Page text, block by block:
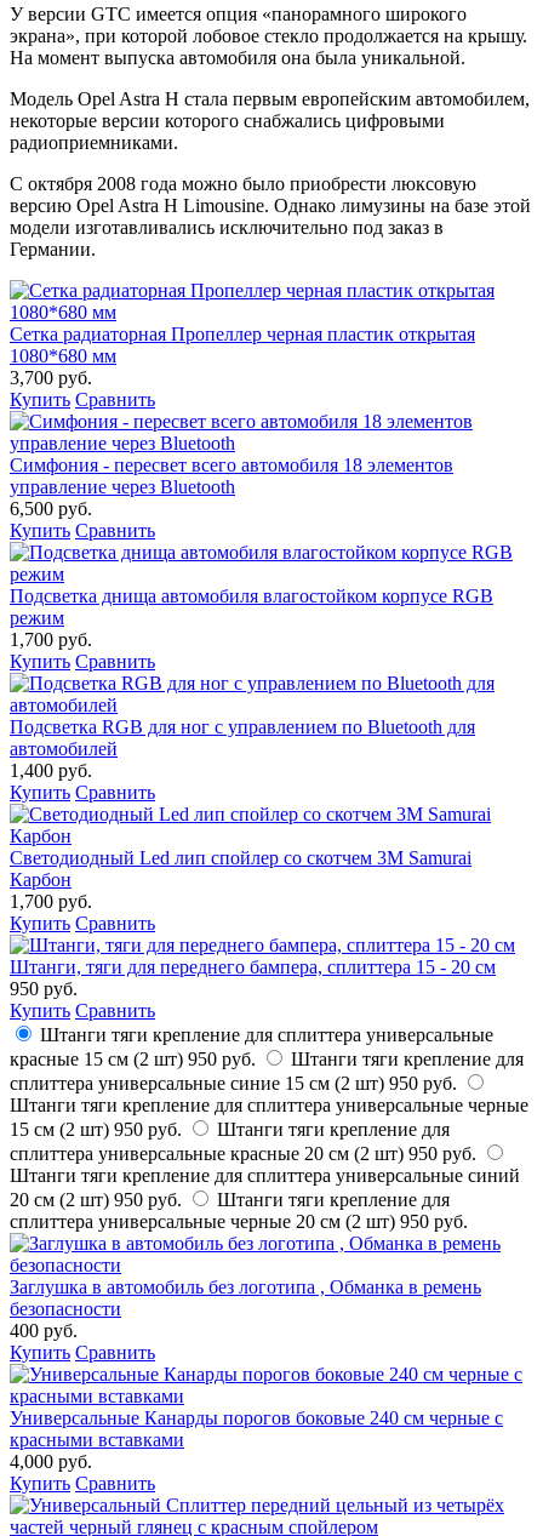
У версии GTC имеется опция «панорамного широкого
экрана», при которой лобовое стекло продолжается на крышу.
На момент выпуска автомобиля она была уникальной.
Модель Opel Astra H стала первым европейским автомобилем,
некоторые версии которого снабжались цифровыми
радиоприемниками.
С октября 2008 года можно было приобрести люксовую
версию Opel Astra H Limousine. Однако лимузины на базе этой
модели изготавливались исключительно под заказ в
Германии.
Сетка радиаторная Пропеллер черная пластик открытая
1080*680 мм
3,700 руб.
Купить Сравнить
Симфония - пересвет всего автомобиля 18 элементов
управление через Bluetooth
6,500 руб.
Купить Сравнить
Подсветка днища автомобиля влагостойком корпусе RGB
режим
1,700 руб.
Купить Сравнить
Подсветка RGB для ног с управлением по Bluetooth для
автомобилей
1,400 руб.
Купить Сравнить
Светодиодный Led лип спойлер со скотчем 3М Samurai
Карбон
1,700 руб.
Купить Сравнить
Штанги, тяги для переднего бампера, сплиттера 15 - 20 см
950 руб.
Купить Сравнить
Штанги тяги крепление для сплиттера универсальные
красные 15 см (2 шт) 950 руб.
Штанги тяги крепление для
сплиттера универсальные синие 15 см (2 шт) 950 руб.
Штанги тяги крепление для сплиттера универсальные черные
15 см (2 шт) 950 руб.
Штанги тяги крепление для
сплиттера универсальные красные 20 см (2 шт) 950 руб.
Штанги тяги крепление для сплиттера универсальные синий
20 см (2 шт) 950 руб.
Штанги тяги крепление для
сплиттера универсальные черные 20 см (2 шт) 950 руб.
Заглушка в автомобиль без логотипа , Обманка в ремень
безопасности
400 руб.
Купить Сравнить
Универсальные Канарды порогов боковые 240 см черные с
красными вставками
4,000 руб.
Купить Сравнить